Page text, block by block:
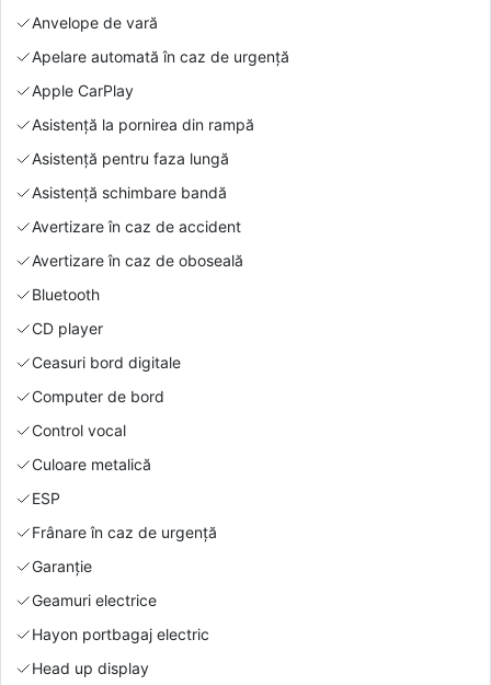
Anvelope de vară
Apelare automată în caz de urgență
Apple CarPlay
Asistență la pornirea din rampă
Asistență pentru faza lungă
Asistență schimbare bandă
Avertizare în caz de accident
Avertizare în caz de oboseală
Bluetooth
CD player
Ceasuri bord digitale
Computer de bord
Control vocal
Culoare metalică
ESP
Frânare în caz de urgență
Garanție
Geamuri electrice
Hayon portbagaj electric
Head up display